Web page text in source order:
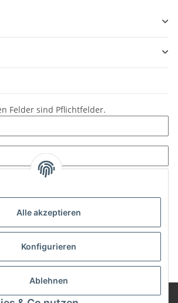
Alle akzeptieren
Konfigurieren
Ablehnen
Felder sind Pflichtfelder.